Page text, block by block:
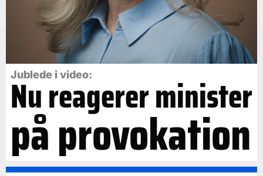
Jublede i video:
Nu reagerer minister
på provokation